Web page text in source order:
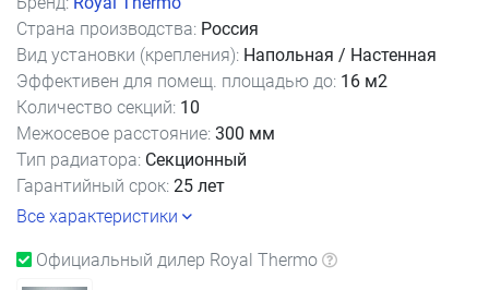
Страна производства: Россия
Вид установки (крепления): Напольная / Настенная
Эффективен для помещ. площадью до: 16 м2
Количество секций: 10
Межосевое расстояние: 300 мм
Тип радиатора: Секционный
Гарантийный срок: 25 лет
Все характеристики
Официальный дилер Royal Thermo